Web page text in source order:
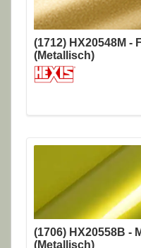
(1712) HX20548M -
(Metallisch)
(1706) HX20558B -
(Metallisch)